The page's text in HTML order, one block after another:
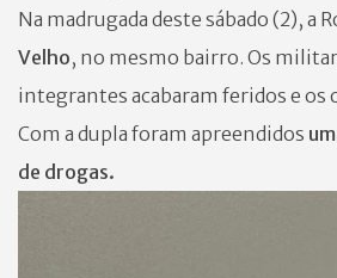
Na madrugada deste sábado (2),
Velho, no mesmo bairro. Os
integrantes acabaram feridos e
Com a dupla foram apreendidos
de drogas.